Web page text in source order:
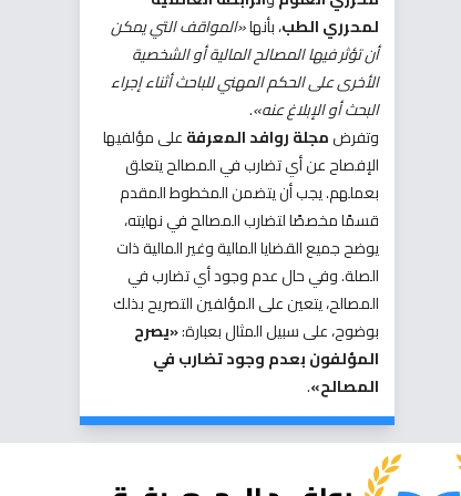
لمحرري الطب، بأنها«المواقف التي يمكن
أن تؤثر فيها المصالح المالية أو الشخصية
الأخرى على الحكم المهني للباحث أثناء إجراء
البحث أو الإبلاغ عنه».
وتفرضمجلة روافد المعرفةعلى مؤلفيها
الإفصاح عن أي تضارب في المصالح يتعلق
بعملهم. يجب أن يتضمن المخطوط المقدم
قسمًا مخصصًا لتضارب المصالح في نهايته،
يوضح جميع القضايا المالية وغير المالية ذات
الصلة. وفي حال عدم وجود أي تضارب في
المصالح، يتعين على المؤلفين التصريح بذلك
بوضوح، على سبيل المثال بعبارة:«يصرح
المؤلفون بعدم وجود تضارب في
المصالح».